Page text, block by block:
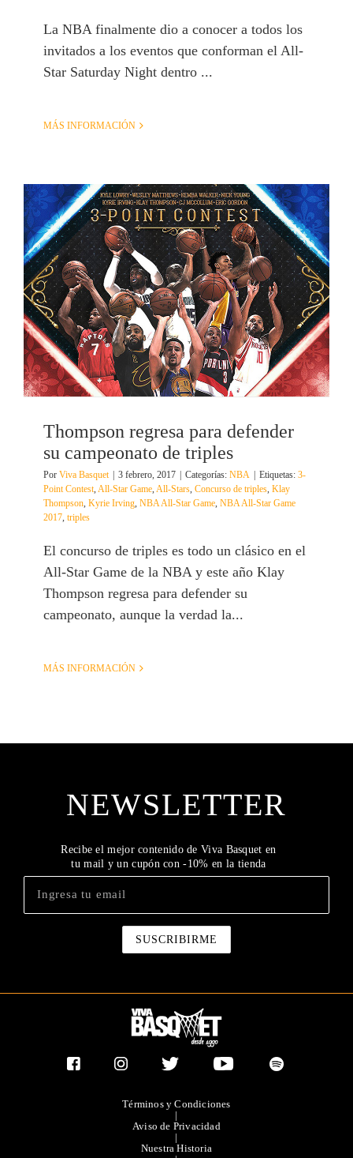
La NBA finalmente dio a conocer a todos los
invitados a los eventos que conforman el All-
Star Saturday Night dentro ...
MÁS INFORMACIÓN
Thompson regresa para defender
su campeonato de triples
Por Viva Basquet 3 febrero, 2017 Categorías: NBA Etiquetas: 3-
Point Contest, All-Star Game, All-Stars, Concurso de triples, Klay
Thompson, Kyrie Irving, NBA All-Star Game, NBA All-Star Game
2017, triples
El concurso de triples es todo un clásico en el
All-Star Game de la NBA y este año Klay
Thompson regresa para defender su
campeonato, aunque la verdad la...
MÁS INFORMACIÓN
NEWSLETTER
Recibe el mejor contenido de Viva Basquet en
tu mail y un cupón con -10% en la tienda
Términos y Condiciones
|
Aviso de Privacidad
|
Nuestra Historia